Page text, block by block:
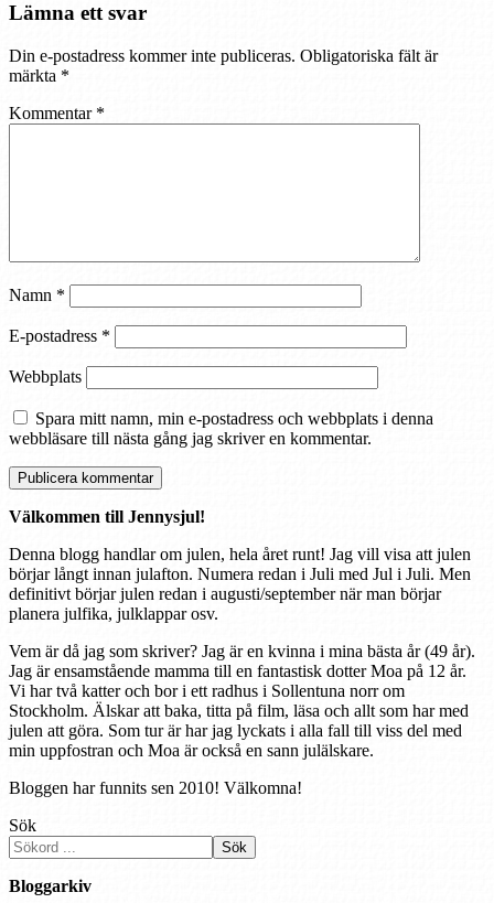
Lämna ett svar
Din e-postadress kommer inte publiceras. Obligatoriska fält är
märkta *
Kommentar *
Namn *
E-postadress *
Webbplats
Spara mitt namn, min e-postadress och webbplats i denna
webbläsare till nästa gång jag skriver en kommentar.
Välkommen till Jennysjul!
Denna blogg handlar om julen, hela året runt! Jag vill visa att julen
börjar långt innan julafton. Numera redan i Juli med Jul i Juli. Men
definitivt börjar julen redan i augusti/september när man börjar
planera julfika, julklappar osv.
Vem är då jag som skriver? Jag är en kvinna i mina bästa år (49 år).
Jag är ensamstående mamma till en fantastisk dotter Moa på 12 år.
Vi har två katter och bor i ett radhus i Sollentuna norr om
Stockholm. Älskar att baka, titta på film, läsa och allt som har med
julen att göra. Som tur är har jag lyckats i alla fall till viss del med
min uppfostran och Moa är också en sann julälskare.
Bloggen har funnits sen 2010! Välkomna!
Sök
Sök
Bloggarkiv